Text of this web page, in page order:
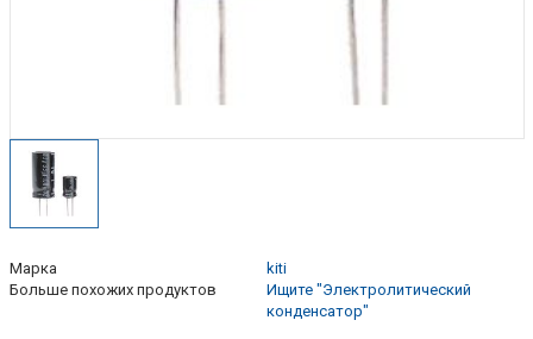
Марка
kiti
Больше похожих продуктов
Ищите "Электролитический
конденсатор"